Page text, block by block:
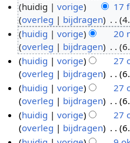
7
e
2
1
huidig vorige 17
overleg
bijdragen
G
e
e
n
b
e
w
e
r
0
o
2
huidig vorige 20
overleg
bijdragen
G
e
e
n
b
e
w
7
k
huidig vorige 27
overleg
bijdragen
G
e
e
n
b
huidig vorige 27
overleg
bijdragen
G
e
e
huidig vorige 27
overleg
bijdragen
G